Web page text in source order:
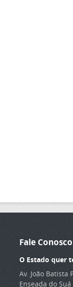
Fale Conosco
O Estado quer
Av. João Batista
Enseada do Suá